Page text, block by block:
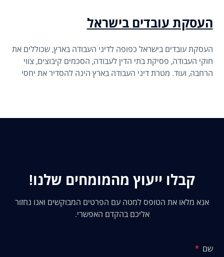
העסקת עובדים בישראל
העסקת עובדים בישראל כפופה לדיני העבודה בארץ, שכוללים את
חוקי העבודה, פסיקת בתי הדין לעבודה, הסכמים קיבוצים, צווי
הרחבה, ועוד. מטרת דיני העבודה בארץ הינה להסדיר את יחסי
קבלו ייעוץ מהמומחים שלנו!
אנא מלאו את הטופס למטה עם הפרטים המבוקשים ואנו נחזור
אליכם בהקדם האפשרי.
שם